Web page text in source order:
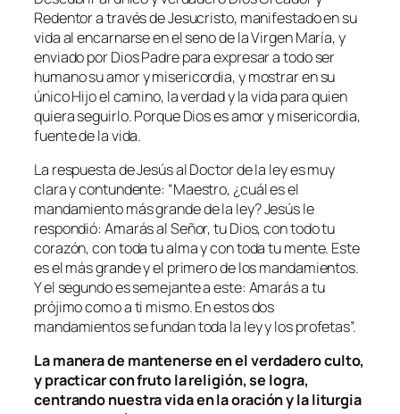
Redentor a través de Jesucristo, manifestado en su
vida al encarnarse en el seno de la Virgen María, y
enviado por Dios Padre para expresar a todo ser
humano su amor y misericordia, y mostrar en su
único Hijo el camino, la verdad y la vida para quien
quiera seguirlo. Porque Dios es amor y misericordia,
fuente de la vida.
La respuesta de Jesús al Doctor de la ley es muy
clara y contundente: “Maestro, ¿cuál es el
mandamiento más grande de la ley? Jesús le
respondió: Amarás al Señor, tu Dios, con todo tu
corazón, con toda tu alma y con toda tu mente. Este
es el más grande y el primero de los mandamientos.
Y el segundo es semejante a este: Amarás a tu
prójimo como a ti mismo. En estos dos
mandamientos se fundan toda la ley y los profetas”.
La manera de mantenerse en el verdadero culto,
y practicar con fruto la religión, se logra,
centrando nuestra vida en la oración y la liturgia